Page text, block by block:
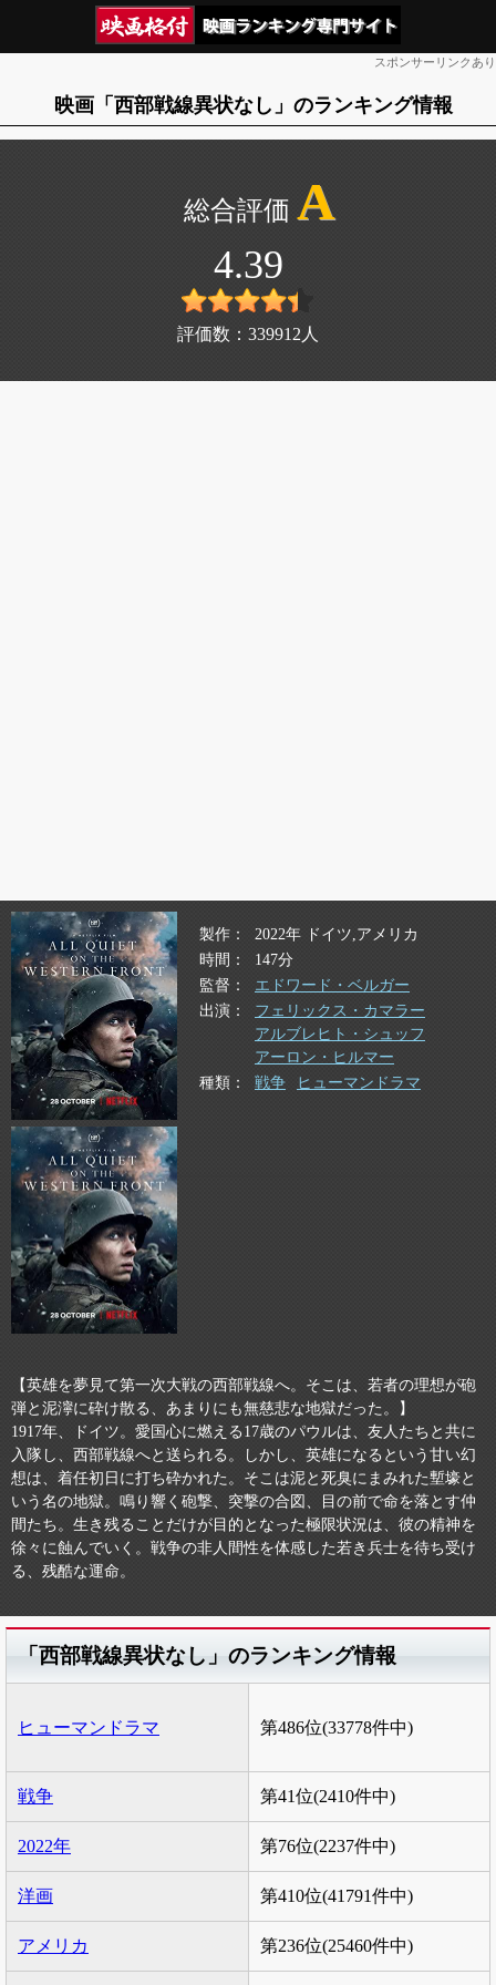
スポンサーリンクあり
映画「西部戦線異状なし」のランキング情報
A
4.39
評価数： 339912 人
製作
2022年 ドイツ,アメリカ
時間
147分
監督
エドワード・ベルガー
出演
フェリックス・カマラー
アルブレヒト・シュッフ
アーロン・ヒルマー
種類
戦争 ヒューマンドラマ
【英雄を夢見て第一次大戦の西部戦線へ。そこは、若者の理想が砲
弾と泥濘に砕け散る、あまりにも無慈悲な地獄だった。】
1917年、ドイツ。愛国心に燃える17歳のパウルは、友人たちと共に
入隊し、西部戦線へと送られる。しかし、英雄になるという甘い幻
想は、着任初日に打ち砕かれた。そこは泥と死臭にまみれた塹壕と
いう名の地獄。鳴り響く砲撃、突撃の合図、目の前で命を落とす仲
間たち。生き残ることだけが目的となった極限状況は、彼の精神を
徐々に蝕んでいく。戦争の非人間性を体感した若き兵士を待ち受け
る、残酷な運命。
「西部戦線異状なし」のランキング情報
ヒューマンドラマ 第486位(33778件中)
戦争 第41位(2410件中)
2022年 第76位(2237件中)
洋画 第410位(41791件中)
アメリカ 第236位(25460件中)